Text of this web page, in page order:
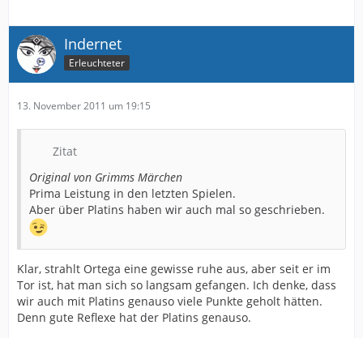
Indernet
Erleuchteter
13. November 2011 um 19:15
Zitat
Original von Grimms Märchen
Prima Leistung in den letzten Spielen.
Aber über Platins haben wir auch mal so geschrieben.
Klar, strahlt Ortega eine gewisse ruhe aus, aber seit er im
Tor ist, hat man sich so langsam gefangen. Ich denke, dass
wir auch mit Platins genauso viele Punkte geholt hätten.
Denn gute Reflexe hat der Platins genauso.